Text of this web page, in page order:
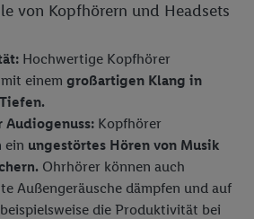
von Kopfhörern und Headsets
Hochwertige Kopfhörer
einem großartigen Klang in
Audiogenuss: Kopfhörer
ein ungestörtes Hören von Musik
Ohrhörer können auch
Außengeräusche dämpfen und auf
die Produktivität bei